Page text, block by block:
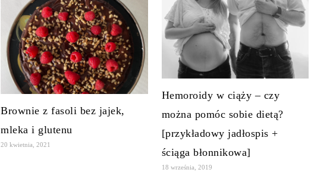
Brownie z fasoli bez jajek,
mleka i glutenu
20 kwietnia, 2021
Hemoroidy w ciąży – czy
można pomóc sobie dietą?
[przykładowy jadłospis +
ściąga błonnikowa]
18 września, 2019